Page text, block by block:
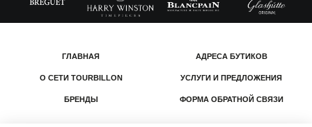
ГЛАВНАЯ
О СЕТИ TOURBILLON
БРЕНДЫ
АДРЕСА БУТИКОВ
УСЛУГИ И ПРЕДЛОЖЕНИЯ
ФОРМА ОБРАТНОЙ СВЯЗИ